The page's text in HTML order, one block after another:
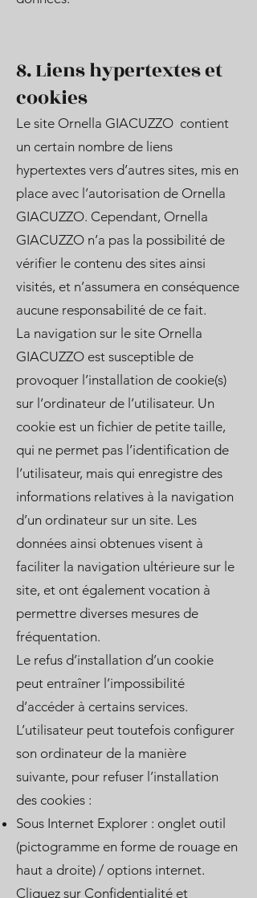
8. Liens hypertextes et
cookies
Le site Ornella GIACUZZO contient
un certain nombre de liens
hypertextes vers d’autres sites, mis en
place avec l’autorisation de Ornella
GIACUZZO. Cependant, Ornella
GIACUZZO n’a pas la possibilité de
vérifier le contenu des sites ainsi
visités, et n’assumera en conséquence
aucune responsabilité de ce fait.
La navigation sur le site Ornella
GIACUZZO est susceptible de
provoquer l’installation de cookie(s)
sur l’ordinateur de l’utilisateur. Un
cookie est un fichier de petite taille,
qui ne permet pas l’identification de
l’utilisateur, mais qui enregistre des
informations relatives à la navigation
d’un ordinateur sur un site. Les
données ainsi obtenues visent à
faciliter la navigation ultérieure sur le
site, et ont également vocation à
permettre diverses mesures de
fréquentation.
Le refus d’installation d’un cookie
peut entraîner l’impossibilité
d’accéder à certains services.
L’utilisateur peut toutefois configurer
son ordinateur de la manière
suivante, pour refuser l’installation
des cookies :
Sous Internet Explorer : onglet outil
(pictogramme en forme de rouage en
haut a droite) / options internet.
Cliquez sur Confidentialité et